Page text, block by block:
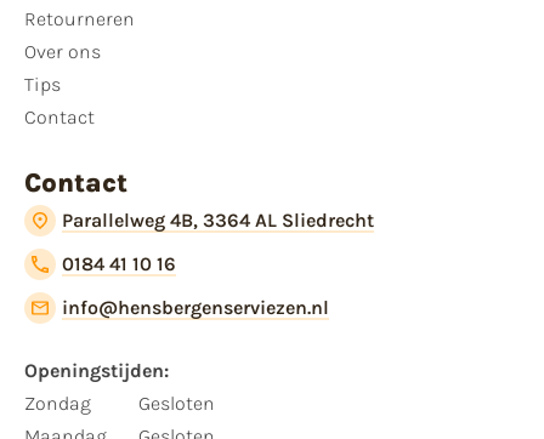
Retourneren
Over ons
Tips
Contact
Contact
Parallelweg 4B, 3364 AL Sliedrecht
0184 41 10 16
info@hensbergenserviezen.nl
Openingstijden:
Zondag
Gesloten